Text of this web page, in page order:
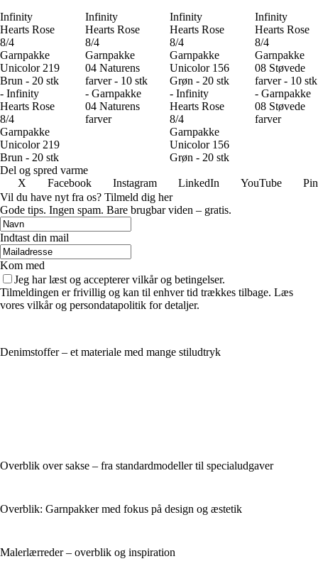
Infinity
Hearts Rose
8/4
Garnpakke
Unicolor 219
Brun - 20 stk
- Infinity
Hearts Rose
8/4
Garnpakke
Unicolor 219
Brun - 20 stk
Infinity
Hearts Rose
8/4
Garnpakke
04 Naturens
farver - 10 stk
- Garnpakke
04 Naturens
farver
Infinity
Hearts Rose
8/4
Garnpakke
Unicolor 156
Grøn - 20 stk
- Infinity
Hearts Rose
8/4
Garnpakke
Unicolor 156
Grøn - 20 stk
Infinity
Hearts Rose
8/4
Garnpakke
08 Støvede
farver - 10 stk
- Garnpakke
08 Støvede
farver
Del og spred varme
X
Facebook Instagram LinkedIn YouTube
Vil du have nyt fra os? Tilmeld dig her
Gode tips. Ingen spam. Bare brugbar viden – gratis.
Indtast din mail
Kom med
Jeg har læst og accepterer vilkår og betingelser.
Tilmeldingen er frivillig og kan til enhver tid trækkes tilbage. Læs
vores vilkår og persondatapolitik for detaljer.
Denimstoffer – et materiale med mange stiludtryk
Overblik over sakse – fra standardmodeller til specialudgaver
Overblik: Garnpakker med fokus på design og æstetik
Malerlærreder – overblik og inspiration